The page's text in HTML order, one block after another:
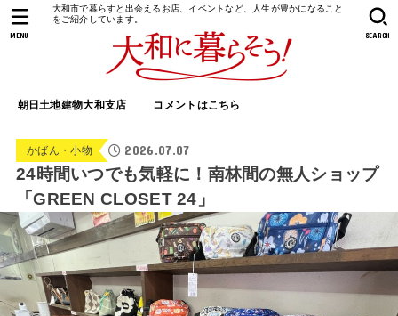
大和市で暮らすと出会えるお店、イベントなど、人生が豊かになること
をご紹介しています。
朝日土地建物大和支店 コメントはこちら
SEARCH
MENU
かばん・小物 2026.07.07
24時間いつでも気軽に！南林間の無人ショップ
「GREEN CLOSET 24」